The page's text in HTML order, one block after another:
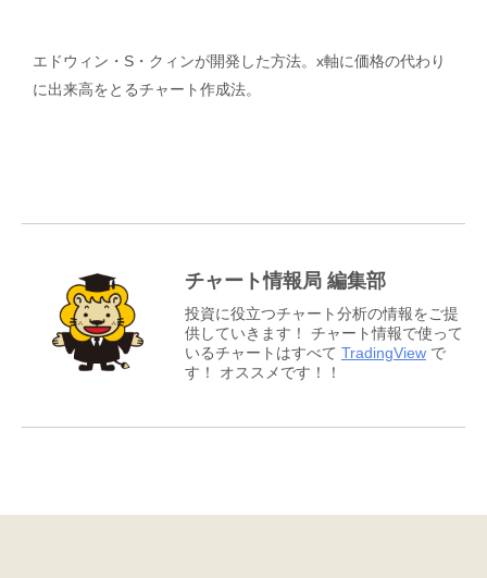
エドウィン・S・クィンが開発した方法。x軸に価格の代わり
に出来高をとるチャート作成法。
チャート情報局 編集部
投資に役立つチャート分析の情報をご提
供していきます！ チャート情報で使って
いるチャートはすべて TradingView で
す！ オススメです！！